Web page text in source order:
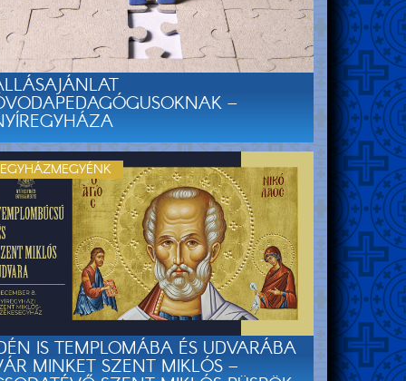
–
IS TEMPLOMÁBA ÉS UDVARÁBA
MINKET SZENT MIKLÓS –
EGYHÁZMEGYÉNK